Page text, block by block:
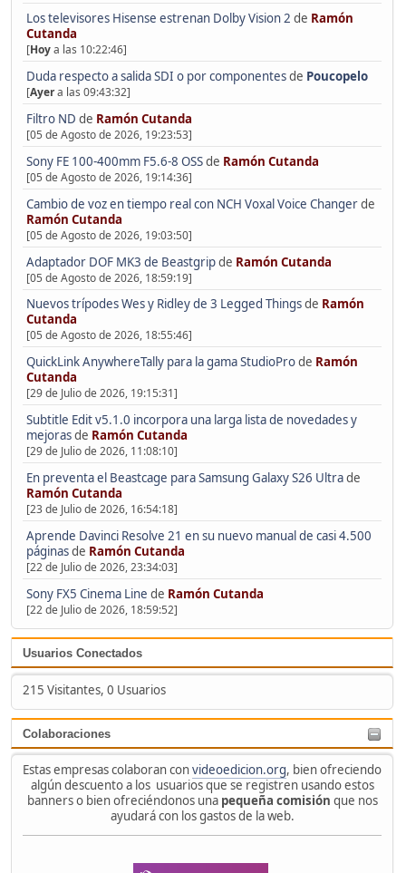
Los televisores Hisense estrenan Dolby Vision 2 de Ramón
Cutanda
[Hoya las 10:22:46]
Duda respecto a salida SDI o por componentesde Poucopelo
[Ayera las 09:43:32]
Filtro ND de Ramón Cutanda
[05 de Agosto de 2026, 19:23:53]
Sony FE 100-400mm F5.6-8 OSSde Ramón Cutanda
[05 de Agosto de 2026, 19:14:36]
Cambio de voz en tiempo real con NCH Voxal Voice Changerde
Ramón Cutanda
[05 de Agosto de 2026, 19:03:50]
Adaptador DOF MK3 de Beastgripde Ramón Cutanda
[05 de Agosto de 2026, 18:59:19]
Nuevos trípodes Wes y Ridley de 3 Legged Thingsde Ramón
Cutanda
[05 de Agosto de 2026, 18:55:46]
QuickLink AnywhereTally para la gama StudioProde Ramón
Cutanda
[29 de Julio de 2026, 19:15:31]
Subtitle Edit v5.1.0 incorpora una larga lista de novedades y
mejorasde Ramón Cutanda
[29 de Julio de 2026, 11:08:10]
En preventa el Beastcage para Samsung Galaxy S26 Ultrade
Ramón Cutanda
[23 de Julio de 2026, 16:54:18]
Aprende Davinci Resolve 21 en su nuevo manual de casi 4.500
páginasde Ramón Cutanda
[22 de Julio de 2026, 23:34:03]
Sony FX5 Cinema Line de Ramón Cutanda
[22 de Julio de 2026, 18:59:52]
Usuarios Conectados
215 Visitantes, 0 Usuarios
Colaboraciones
Estas empresas colaboran convideoedicion.org, bien ofreciendo
algún descuento a los usuarios que se registren usando estos
banners o bien ofreciéndonos una pequeña comisión que nos
ayudará con los gastos de la web.